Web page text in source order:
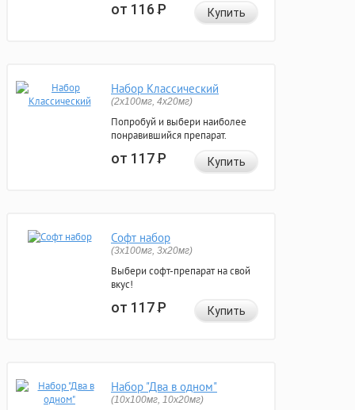
от 116Р Купить
Набор Классический
(2x100мг, 4x20мг)
Попробуй и выбери наиболее
понравившийся препарат.
от 117Р Купить
Софт набор
(3x100мг, 3x20мг)
Выбери софт-препарат на свой
вкус!
от 117Р Купить
Набор "Два в одном"
(10x100мг, 10x20мг)